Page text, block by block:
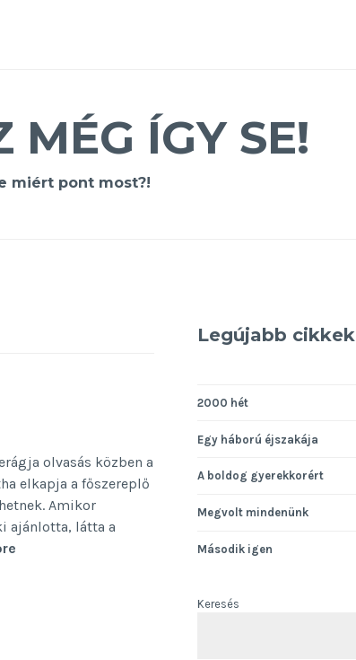
MÉG ÍGY SE!
miért pont most?!
olvasás közben a
elkapja a főszereplő
Amikor
ajánlotta, látta a
Legújabb cikkek
2000 hét
Egy háború éjszakája
A boldog gyerekkorért
Megvolt mindenünk
Második igen
Keresés